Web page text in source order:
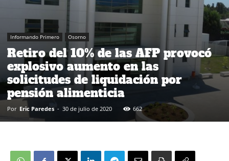
Informando Primero Osorno
Retiro del 10% de las AFP provocó
explosivo aumento en las
solicitudes de liquidación por
pensión alimenticia
Por Eric Paredes - 30 de julio de 2020 662